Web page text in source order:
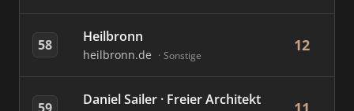
58 Heilbronn
heilbronn.de Sonstige
12
59 Daniel Sailer · Freier Architekt